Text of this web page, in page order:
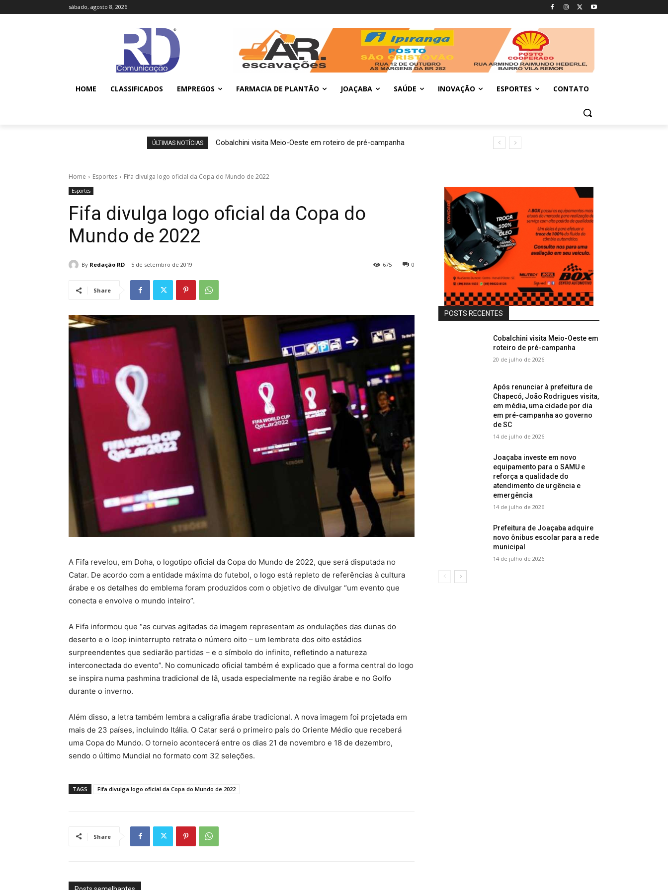
sábado, agosto 8, 2026
HOME CLASSIFICADOS EMPREGOS FARMACIA DE PLANTÃO JOAÇABA SAÚDE INOVAÇÃO ESPORTES CONTATO
ÚLTIMAS NOTÍCIAS Cobalchini visita Meio-Oeste em roteiro de pré-campanha
Home Esportes Fifa divulga logo oficial da Copa do Mundo de 2022
Esportes
Fifa divulga logo oficial da Copa do
Mundo de 2022
By Redação RD 5 de setembro de 2019 0
675
Share
A Fifa revelou, em Doha, o logotipo oficial da Copa do Mundo de 2022, que será disputada no
Catar. De acordo com a entidade máxima do futebol, o logo está repleto de referências à cultura
árabe e os detalhes do emblema foram produzidos com o objetivo de divulgar “um evento que
conecta e envolve o mundo inteiro”.
A Fifa informou que “as curvas agitadas da imagem representam as ondulações das dunas do
deserto e o loop ininterrupto retrata o número oito – um lembrete dos oito estádios
surpreendentes que sediarão partidas – e o símbolo do infinito, refletindo a natureza
interconectada do evento”. No comunicado oficial também é explicado que a forma central do logo
se inspira numa pashmina tradicional de lã, usada especialmente na região árabe e no Golfo
durante o inverno.
Além disso, a letra também lembra a caligrafia árabe tradicional. A nova imagem foi projetada em
mais de 23 países, incluindo Itália. O Catar será o primeiro país do Oriente Médio que receberá
uma Copa do Mundo. O torneio acontecerá entre os dias 21 de novembro e 18 de dezembro,
sendo o último Mundial no formato com 32 seleções.
TAGS Fifa divulga logo oficial da Copa do Mundo de 2022
Share
POSTS RECENTES
Cobalchini visita Meio-Oeste em
roteiro de pré-campanha
20 de julho de 2026
Após renunciar à prefeitura de
Chapecó, João Rodrigues visita,
em média, uma cidade por dia
em pré-campanha ao governo
de SC
14 de julho de 2026
Joaçaba investe em novo
equipamento para o SAMU e
reforça a qualidade do
atendimento de urgência e
emergência
14 de julho de 2026
Prefeitura de Joaçaba adquire
novo ônibus escolar para a rede
municipal
14 de julho de 2026